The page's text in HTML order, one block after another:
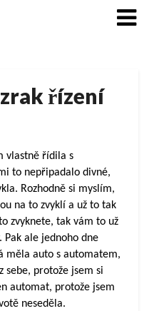
řízení
vlastně řídila s
to nepřipadalo divné,
Rozhodně si myslím,
na to zvyklí a už to tak
zvyknete, tak vám to už
ale jednoho dne
měla auto s automatem,
sebe, protože jsem si
automat, protože jsem
neseděla.